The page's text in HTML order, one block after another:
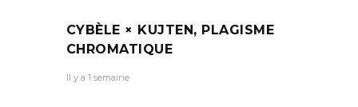
CYBÈLE × KUJTEN, PLAGISME
CHROMATIQUE
Il y a 1 semaine